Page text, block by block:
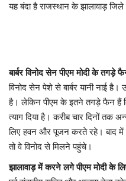
यह बंदा है राजस्थान के झालावाड़
बार्बर विनोद सेन पीएम मोदी के तगड़े
विनोद सेन पेशे से बार्बर यानी नाई
है। लेकिन पीएम के इतने तगड़े फैन हैं
त्याग दिया है। करीब चार दिनों तक
लिए हवन और पूजन करते रहे। बाद में
तो वे विनोद से मिलने पहुंचे।
झालावाड़ में करने लगे पीएम मोदी के